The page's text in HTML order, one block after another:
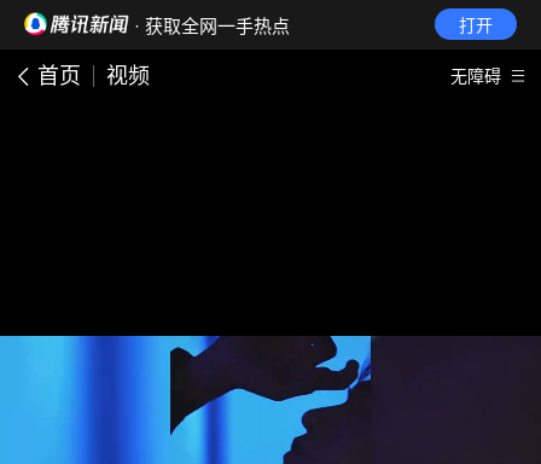
· 获取全网一手热点 打开
首页 视频 无障碍